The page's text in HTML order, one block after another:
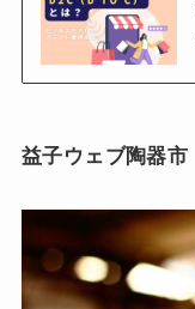
益子ウェブ陶器市